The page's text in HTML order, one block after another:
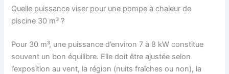
Quelle puissance viser pour une pompe à chaleur de
piscine 30 m³ ?
Pour 30 m³, une puissance d’environ 7 à 8 kW constitue
souvent un bon équilibre. Elle doit être ajustée selon
l’exposition au vent, la région (nuits fraîches ou non), la